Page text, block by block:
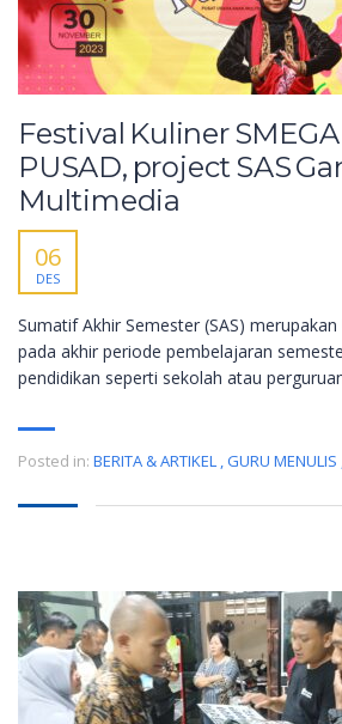
Festival Kuliner
PUSAD, project SAS
Multimedia
06
DES
Sumatif Akhir Semester (SAS)
pada akhir periode pembelajaran
pendidikan seperti sekolah atau
Posted in: BERITA & ARTIKEL ,GURU MENULIS